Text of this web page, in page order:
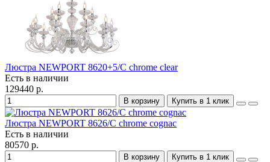
Люстра NEWPORT 8620+5/C chrome clear
Есть в наличии
129440 р.
В корзину Купить в 1 клик
Люстра NEWPORT 8626/C chrome cognac
Есть в наличии
80570 р.
В корзину Купить в 1 клик